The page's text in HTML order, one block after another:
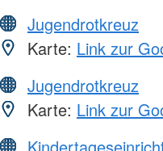
Jugendrotkreuz
Karte: Link zur
Jugendrotkreuz
Karte: Link zur